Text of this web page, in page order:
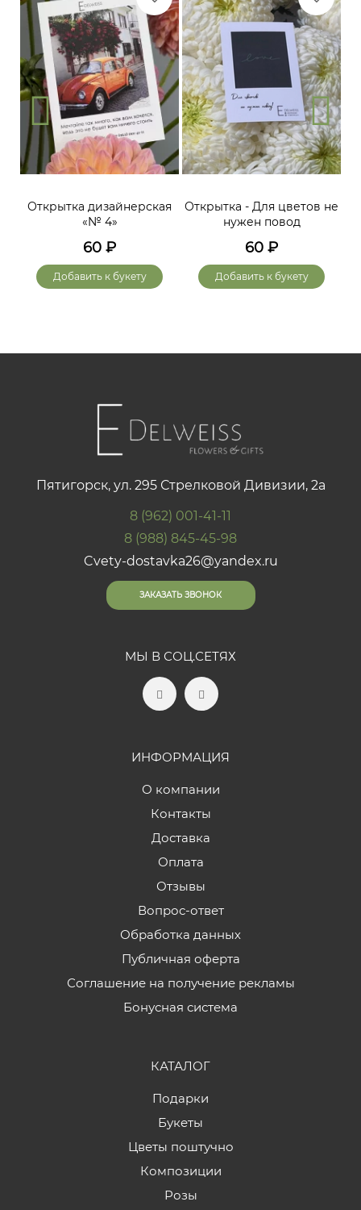
Открытка дизайнерская
«№ 4»
60 ₽
Добавить к букету
Открытка - Для цветов не
нужен повод
60 ₽
Добавить к букету
Пятигорск, ул. 295 Стрелковой Дивизии, 2а
8 (962) 001-41-11
8 (988) 845-45-98
Cvety-dostavka26@yandex.ru
ЗАКАЗАТЬ ЗВОНОК
МЫ В СОЦ.СЕТЯХ
ИНФОРМАЦИЯ
О компании
Контакты
Доставка
Оплата
Отзывы
Вопрос-ответ
Обработка данных
Публичная оферта
Соглашение на получение рекламы
Бонусная система
КАТАЛОГ
Подарки
Букеты
Цветы поштучно
Композиции
Розы